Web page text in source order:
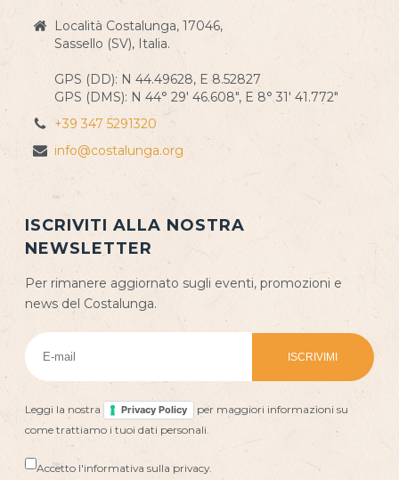
Località Costalunga, 17046,
Sassello (SV), Italia.
GPS (DD): N 44.49628, E 8.52827
GPS (DMS): N 44° 29' 46.608", E 8° 31' 41.772"
+39 347 5291320
info@costalunga.org
ISCRIVITI ALLA NOSTRA
NEWSLETTER
Per rimanere aggiornato sugli eventi, promozioni e
news del Costalunga.
Leggi la nostra Privacy Policy
per maggiori informazioni su
come trattiamo i tuoi dati personali.
Accetto l'informativa sulla privacy.